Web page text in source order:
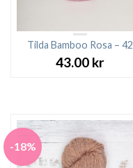
Tilda Bamboo Rosa – 42
43.00 kr
-18%